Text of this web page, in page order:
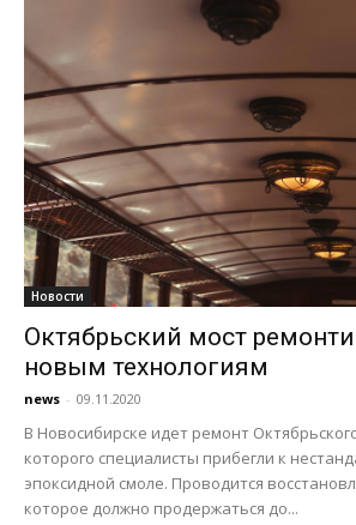
Новости
Октябрьский мост
новым технологиям
news - 09.11.2020
В Новосибирске идет ремонт
которого специалисты прибегли к
эпоксидной смоле. Проводится
которое должно продержаться до...